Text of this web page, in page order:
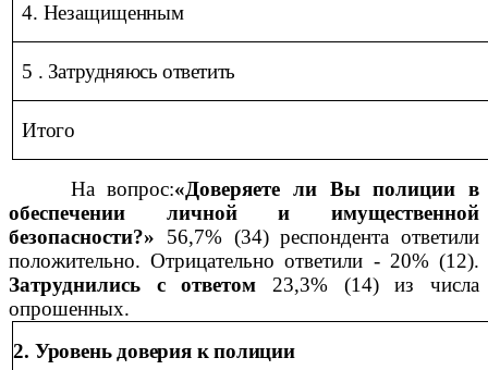
4. Незащищенным
5 . Затрудняюсь ответить
Итого
На вопрос:«Доверяете ли Вы полиции в
обеспечении личной и имущественной
безопасности?» 56,7% (34) респондента ответили
положительно. Отрицательно ответили - 20% (12).
Затруднились с ответом 23,3% (14) из числа
опрошенных.
2. Уровень доверия к полиции